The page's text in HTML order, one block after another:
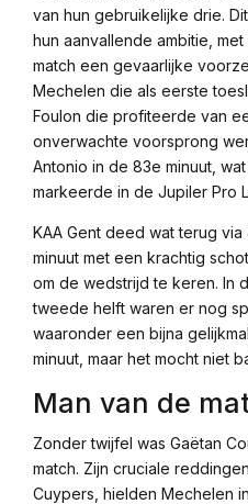
van hun gebruikelijke drie.
hun aanvallende ambitie,
match een gevaarlijke
Mechelen die als eerste
Foulon die profiteerde van
onverwachte voorsprong
Antonio in de 83e minuut,
markeerde in de Jupiler Pro
KAA Gent deed wat terug
minuut met een krachtig
om de wedstrijd te keren. In
tweede helft waren er nog
waaronder een bijna
minuut, maar het mocht niet
Man van de
Zonder twijfel was Gaëtan
match. Zijn cruciale
Cuypers, hielden Mechelen